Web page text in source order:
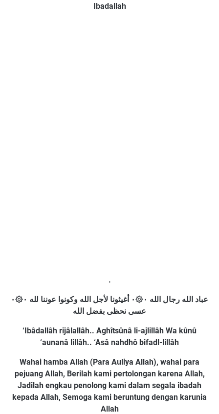
Ibadallah
.
عباد الله رجال الله ۰۞۰ أغيثونا لأجل الله وکونوا عوننا لله ۰۞۰
عسی نحظی بفضل الله
‘Ibâdallâh rijâlallâh.. Aghîtsûnâ li-ajlillâh Wa kûnû
‘aunanâ lillâh.. ‘Asâ nahdhô bifadl-lillâh
Wahai hamba Allah (Para Auliya Allah), wahai para
pejuang Allah, Berilah kami pertolongan karena Allah,
Jadilah engkau penolong kami dalam segala ibadah
kepada Allah, Semoga kami beruntung dengan karunia
Allah